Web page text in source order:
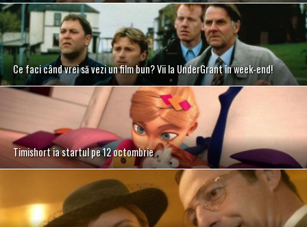
Ce faci când vrei să vezi un film bun? Vii la UnderGrant în week-end!
Timishort ia startul pe 12 octombrie